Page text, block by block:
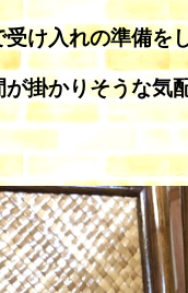
け入れの準備を
掛かりそうな気